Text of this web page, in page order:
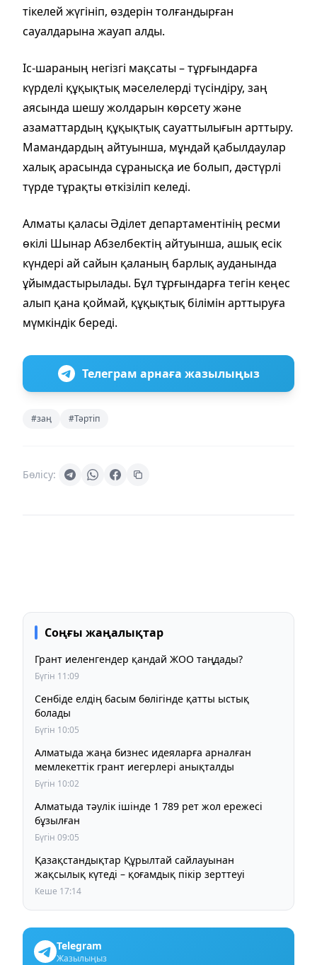
тікелей жүгініп, өздерін толғандырған
сауалдарына жауап алды.
Іс-шараның негізгі мақсаты – тұрғындарға
күрделі құқықтық мәселелерді түсіндіру, заң
аясында шешу жолдарын көрсету және
азаматтардың құқықтық сауаттылығын арттыру.
Мамандардың айтуынша, мұндай қабылдаулар
халық арасында сұранысқа ие болып, дәстүрлі
түрде тұрақты өткізіліп келеді.
Алматы қаласы Әділет департаментінің ресми
өкілі Шынар Абзелбектің айтуынша, ашық есік
күндері ай сайын қаланың барлық ауданында
ұйымдастырылады. Бұл тұрғындарға тегін кеңес
алып қана қоймай, құқықтық білімін арттыруға
мүмкіндік береді.
Телеграм арнаға жазылыңыз
#заң #Тәртіп
Бөлісу:
Соңғы жаңалықтар
Грант иеленгендер қандай ЖОО таңдады?
Бүгін 11:09
Сенбіде елдің басым бөлігінде қатты ыстық
болады
Бүгін 10:05
Алматыда жаңа бизнес идеяларға арналған
мемлекеттік грант иегерлері анықталды
Бүгін 10:02
Алматыда тәулік ішінде 1 789 рет жол ережесі
бұзылған
Бүгін 09:05
Қазақстандықтар Құрылтай сайлауынан
жақсылық күтеді – қоғамдық пікір зерттеуі
Кеше 17:14
Telegram
Жазылыңыз